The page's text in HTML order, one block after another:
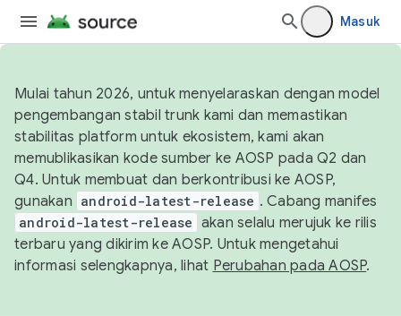
Masuk
Mulai tahun 2026, untuk menyelaraskan dengan model
pengembangan stabil trunk kami dan memastikan
stabilitas platform untuk ekosistem, kami akan
memublikasikan kode sumber ke AOSP pada Q2 dan
Q4. Untuk membuat dan berkontribusi ke AOSP,
gunakan android-latest-release . Cabang manifes
android-latest-release akan selalu merujuk ke rilis
terbaru yang dikirim ke AOSP. Untuk mengetahui
informasi selengkapnya, lihat Perubahan pada AOSP.